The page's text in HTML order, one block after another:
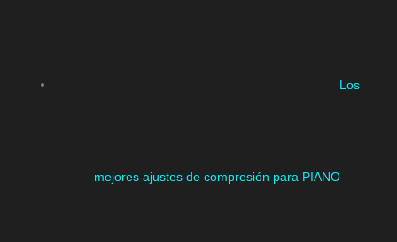
Los
mejores ajustes de compresión para PIANO